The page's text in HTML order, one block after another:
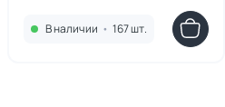
В наличии • 167 шт.